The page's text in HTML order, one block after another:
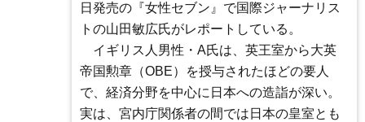
日発売の『女性セブン』で国際ジャーナリス
トの山田敏広氏がレポートしている。
イギリス人男性・A氏は、英王室から大英
帝国勲章（OBE）を授与されたほどの要人
で、経済分野を中心に日本への造詣が深い。
実は、宮内庁関係者の間では日本の皇室とも